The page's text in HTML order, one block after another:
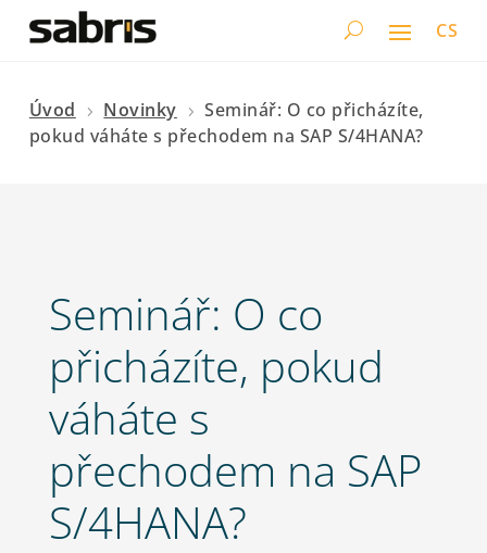
CS
Úvod 5 Novinky 5
Seminář: O co přicházíte,
pokud váháte s přechodem na SAP S/4HANA?
Seminář: O co
přicházíte, pokud
váháte s
přechodem na SAP
S/4HANA?